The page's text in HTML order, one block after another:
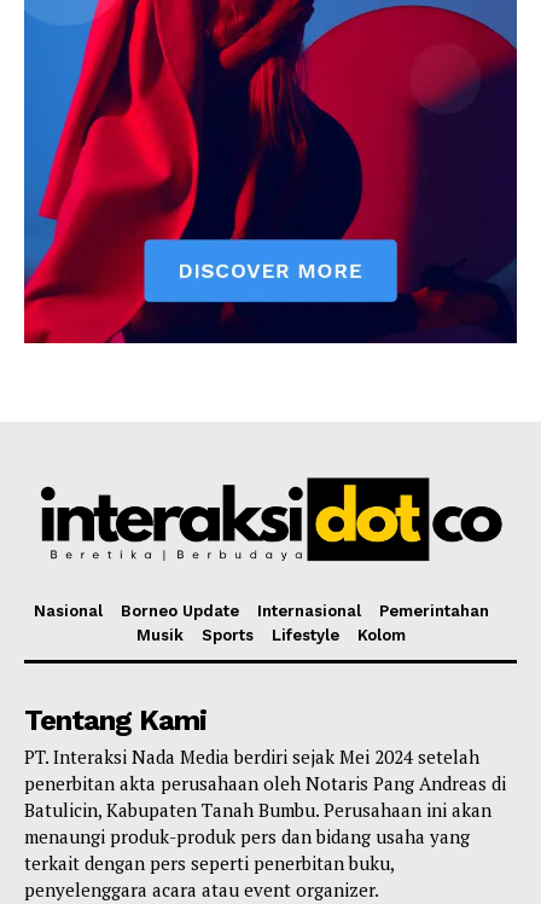
Nasional Borneo Update Internasional
Pemerintahan
Musik
Sports Lifestyle Kolom
Tentang Kami
PT. Interaksi Nada Media berdiri sejak Mei 2024 setelah
penerbitan akta perusahaan oleh Notaris Pang Andreas di
Batulicin, Kabupaten Tanah Bumbu. Perusahaan ini akan
menaungi produk-produk pers dan bidang usaha yang
terkait dengan pers seperti penerbitan buku,
penyelenggara acara atau event organizer.